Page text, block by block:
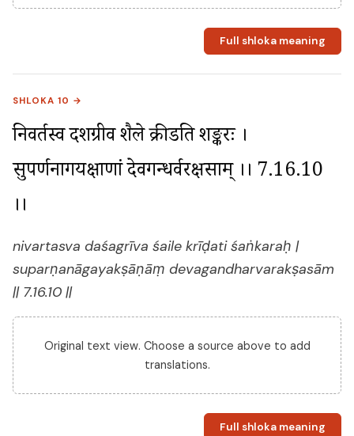
Full shloka meaning
SHLOKA 10 →
निवर्तस्व दशग्रीव शैले क्रीडति शङ्करः ।
सुपर्णनागयक्षाणां देवगन्धर्वरक्षसाम् ।। 7.16.10
।।
nivartasva daśagrīva śaile krīḍati śaṅkaraḥ |
suparṇanāgayakṣāṇāṃ devagandharvarakṣasām
|| 7.16.10 ||
Original text view. Choose a source above to add
translations.
Full shloka meaning